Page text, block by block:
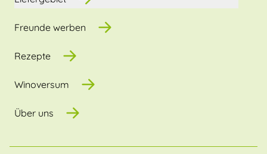
Freunde werben
Rezepte
Winoversum
Über uns